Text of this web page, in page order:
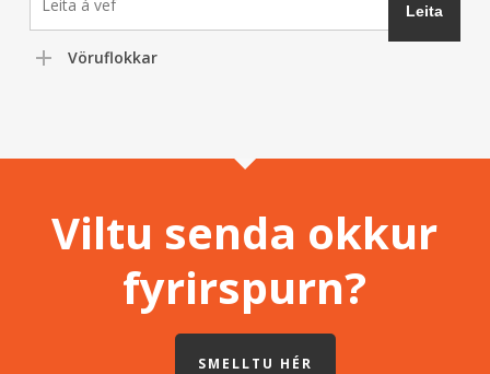
Vöruflokkar
Viltu senda okkur
fyrirspurn?
SMELLTU HÉR